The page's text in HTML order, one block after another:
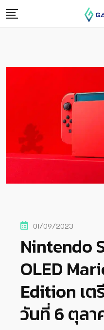
01/09/2023
Nintendo
OLED
Edition เ
วันที่ 6 ตุลา